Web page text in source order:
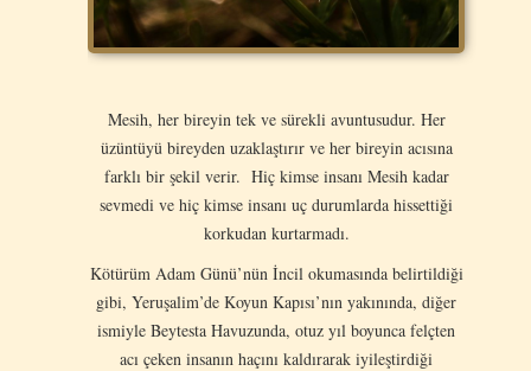
Mesih, her bireyin tek ve sürekli avuntusudur. Her
üzüntüyü bireyden uzaklaştırır ve her bireyin acısına
farklı bir şekil verir. Hiç kimse insanı Mesih kadar
sevmedi ve hiç kimse insanı uç durumlarda hissettiği
korkudan kurtarmadı.
Kötürüm Adam Günü’nün İncil okumasında belirtildiği
gibi, Yeruşalim’de Koyun Kapısı’nın yakınında, diğer
ismiyle Beytesta Havuzunda, otuz yıl boyunca felçten
acı çeken insanın haçını kaldırarak iyileştirdiği